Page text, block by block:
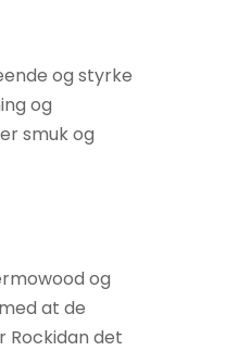
og styrke
og
smuk og
og
at de
det